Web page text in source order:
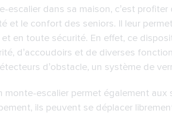
l’installation d’un monte-escalier à
installateur de monte-escaliers à
escalier dans sa maison, c’est
et le confort des seniors. Il leur
en toute sécurité. En effet, ce
d’accoudoirs et de diverses
d’obstacle, un système de
monte-escalier permet également
ils peuvent se déplacer